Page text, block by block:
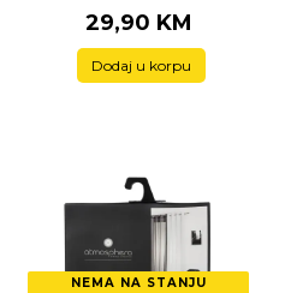
29,90 KM
Dodaj u korpu
NEMA NA STANJU